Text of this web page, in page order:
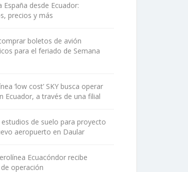
España desde Ecuador:
precios y más
boletos de avión
para el feriado de Semana
‘low cost’ SKY busca operar
Ecuador, a través de una filial
estudios de suelo para proyecto
aeropuerto en Daular
Ecuacóndor recibe
operación